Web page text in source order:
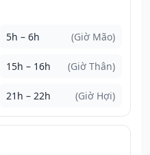
5h – 6h (Giờ Mão)
15h – 16h (Giờ Thân)
21h – 22h (Giờ Hợi)